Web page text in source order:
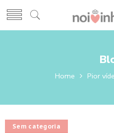
Home Pior
Sem categoria